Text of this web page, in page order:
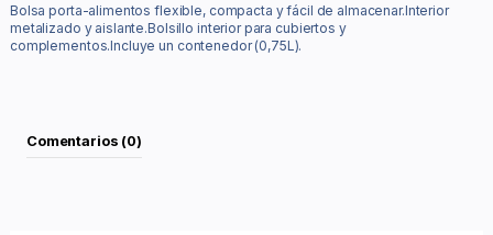
Bolsa porta-alimentos flexible, compacta y fácil de almacenar.Interior
metalizado y aislante.Bolsillo interior para cubiertos y
complementos.Incluye un contenedor (0,75L).
Comentarios (0)